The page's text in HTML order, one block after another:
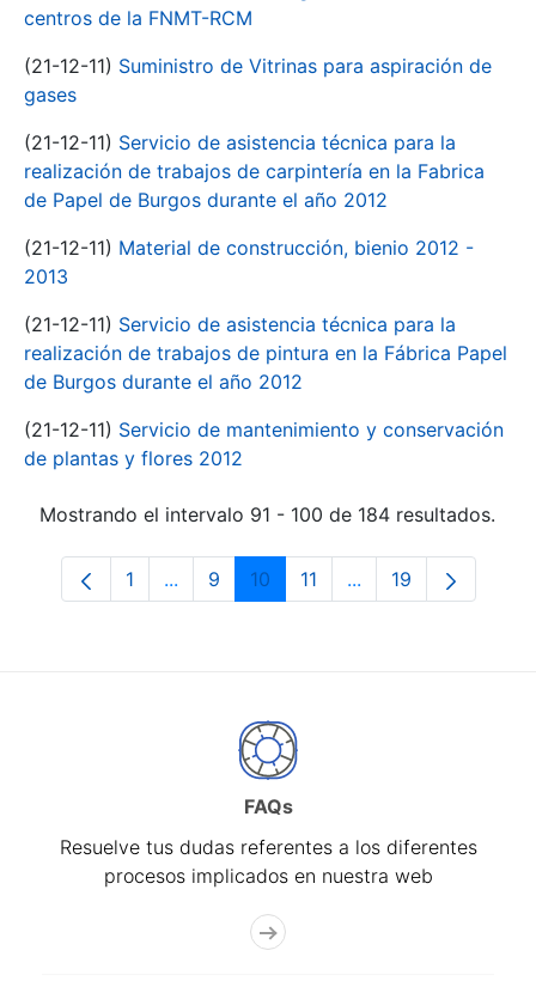
centros de la FNMT-RCM
(21-12-11) Suministro de Vitrinas para aspiración de
gases
(21-12-11) Servicio de asistencia técnica para la
realización de trabajos de carpintería en la Fabrica
de Papel de Burgos durante el año 2012
(21-12-11) Material de construcción, bienio 2012 -
2013
(21-12-11) Servicio de asistencia técnica para la
realización de trabajos de pintura en la Fábrica Papel
de Burgos durante el año 2012
(21-12-11) Servicio de mantenimiento y conservación
de plantas y flores 2012
Mostrando el intervalo 91 - 100 de 184 resultados.
Página
1 ...Páginas intermedias Use TAB para
Página
9 Página
10 Página
11 ...PáginasPágina
19
FAQs
Resuelve tus dudas referentes a los diferentes
procesos implicados en nuestra web